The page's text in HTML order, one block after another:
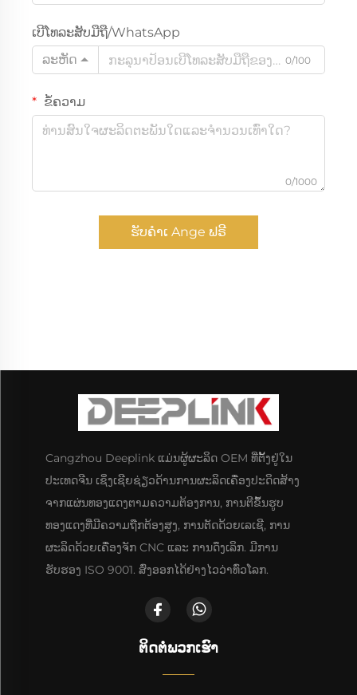
ເບີໂທລະສັບມືຖື/WhatsApp
ລະຫັດ
0/100
ຂໍ້ຄວາມ
0/1000
ຮັບຄຳເ Ange ຟຣີ
Cangzhou Deeplink ແມ່ນຜູ້ຜະລິດ OEM ທີ່ຕັ້ງຢູ່ໃນ
ປະເທດຈີນ ເຊິ່ງເຊີຍຊ່ຽວດ້ານການຜະລິດເຄື່ອງປະດິດສ້າງ
ຈາກແຜ່ນທອງແດງຕາມຄວາມຕ້ອງການ, ການຕີຂຶ້ນຮູບ
ທອງແດງທີ່ມີຄວາມຖືກຕ້ອງສູງ, ການຕັດດ້ວຍເລເຊີ, ການ
ຜະລິດດ້ວຍເຄື່ອງຈັກ CNC ແລະ ການດຶງເລິກ. ມີການ
ຮັບຮອງ ISO 9001. ສົ່ງອອກໄດ້ຢ່າງໄວວ່າທົ່ວໂລກ.
ຕິດຕໍ່ພວກເຮົາ